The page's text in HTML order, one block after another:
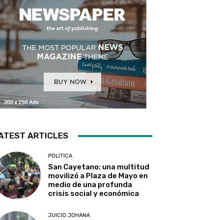
ARTICLES
POLITICA
San Cayetano: una multitud
movilizó a Plaza de Mayo en
medio de una profunda
crisis social y económica
JUICIO JOHANA